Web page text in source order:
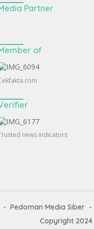
Partner
of
news indicators
Pedoman Media Siber
Copyright 2024